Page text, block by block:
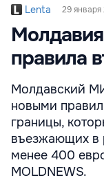
Lenta 29 января
правила
Молдавский
новыми
границы,
въезжающих в
менее 400
MOLDNEWS.